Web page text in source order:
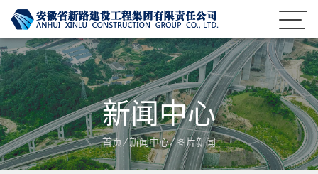
新闻中心
首页⁄新闻中心⁄图片新闻